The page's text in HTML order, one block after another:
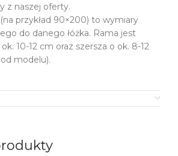
z naszej oferty.
przykład 90×200) to wymiary
do danego łóżka. Rama jest
10-12 cm oraz szersza o ok. 8-12
modelu).